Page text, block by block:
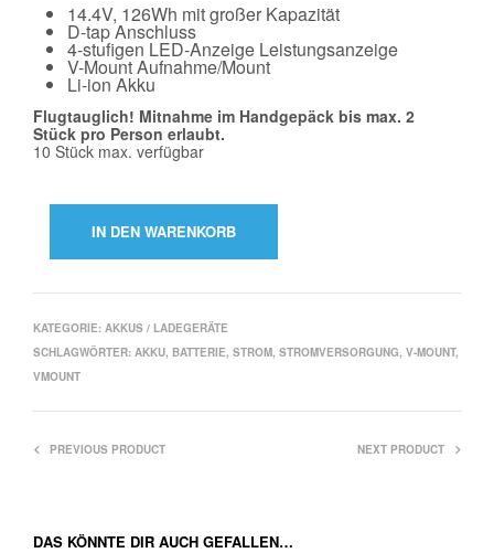
14.4V, 126Wh mit großer Kapazität
D-tap Anschluss
4-stufigen LED-Anzeige Leistungsanzeige
V-Mount Aufnahme/Mount
Li-ion Akku
Flugtauglich! Mitnahme im Handgepäck bis max. 2
Stück pro Person erlaubt.
10 Stück max. verfügbar
IN DEN WARENKORB
KATEGORIE: AKKUS / LADEGERÄTE
SCHLAGWÖRTER: AKKU, BATTERIE, STROM, STROMVERSORGUNG, V-MOUNT,
VMOUNT
PREVIOUS PRODUCT NEXT PRODUCT
DAS KÖNNTE DIR AUCH GEFALLEN…